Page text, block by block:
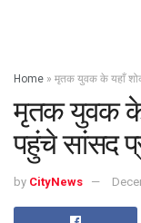
Home » मृतक युवक के यहाँ
मृतक युवक के
पहुंचे सांसद
by CityNews